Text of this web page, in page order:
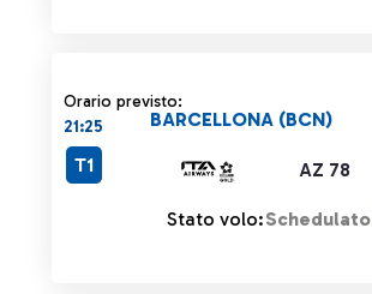
Orario previsto:
21:25
AZ 78
BARCELLONA (BCN)
T1
Stato volo:Schedulato